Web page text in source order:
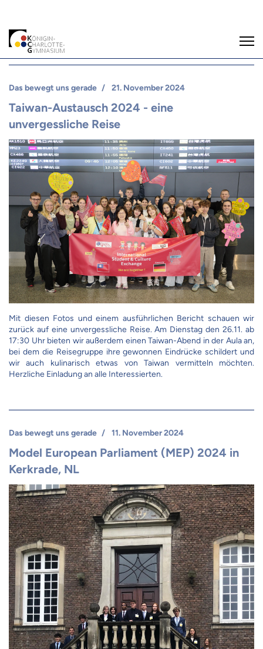
Taiwan-Austausch 2024 - eine
unvergessliche Reise
Das bewegt uns gerade 21. November 2024
Mit diesen Fotos und einem ausführlichen Bericht schauen wir
zurück auf eine unvergessliche Reise. Am Dienstag den 26.11. ab
17:30 Uhr bieten wir außerdem einen Taiwan-Abend in der Aula an,
bei dem die Reisegruppe ihre gewonnen Eindrücke schildert und
wir auch kulinarisch etwas von Taiwan vermitteln möchten.
Herzliche Einladung an alle Interessierten.
Model European Parliament (MEP) 2024 in
Kerkrade, NL
Das bewegt uns gerade 11. November 2024